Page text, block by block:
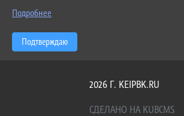
2026 Г. KEIPBK.RU
СДЕЛАНО НА KUBCMS
Подробнее
Подтверждаю